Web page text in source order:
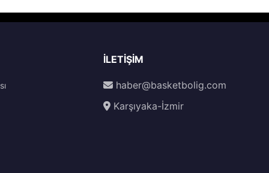
İLETIŞIM
haber@basketbolig.com
Karşıyaka-İzmir